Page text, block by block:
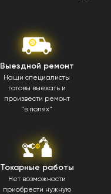
Выездной ремонт
Наши специалисты
готовы выехать и
произвести ремонт
"в полях"
Токарные работы
Нет возможности
приобрести нужную